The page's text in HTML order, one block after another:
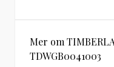
Mer om
TDWGB0041003